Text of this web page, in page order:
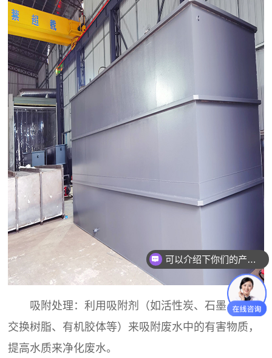
吸附处理：利用吸附剂（如活性炭、石墨、离子
交换树脂、有机胶体等）来吸附废水中的有害物质，
提高水质来净化废水。
可以介绍下你们的产品么？